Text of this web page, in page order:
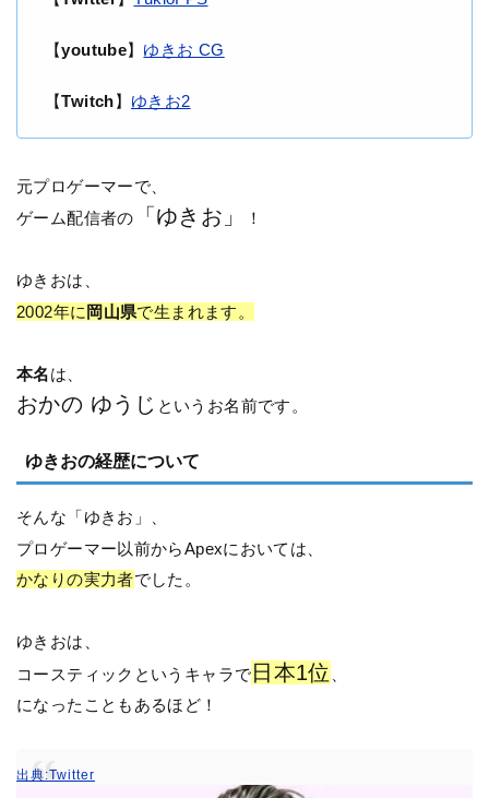
【youtube】 ゆきお CG
【Twitch】 ゆきお2
元プロゲーマーで、
ゲーム配信者の
「ゆきお」 ！
ゆきおは、
2002年に 岡山県で生まれます。
本名は、
おかの ゆうじ というお名前です。
ゆきおの経歴について
そんな「ゆきお」、
プロゲーマー以前からApexにおいては、
かなりの実力者でした。
ゆきおは、
コースティックというキャラで 日本1位
になったこともあるほど！
出典:Twitter